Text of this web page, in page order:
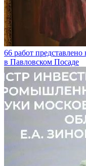
66 работ
в Павловском Посаде